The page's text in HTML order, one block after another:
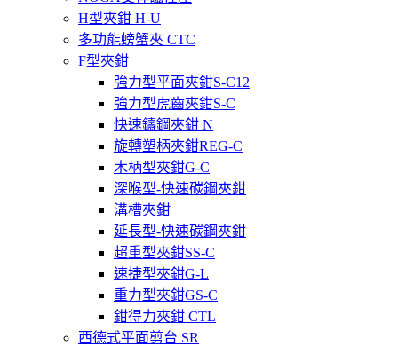
H型夾鉗 H-U
多功能螃蟹夾 CTC
F型夾鉗
強力型平面夾鉗S-C12
強力型虎齒夾鉗S-C
快速鑄鋼夾鉗 N
旋轉塑柄夾鉗REG-C
木柄型夾鉗G-C
深喉型-快速碳鋼夾鉗
溝槽夾鉗
延長型-快速碳鋼夾鉗
超重型夾鉗SS-C
速捷型夾鉗G-L
重力型夾鉗GS-C
鉗得力夾鉗 CTL
西德式平面剪台 SR